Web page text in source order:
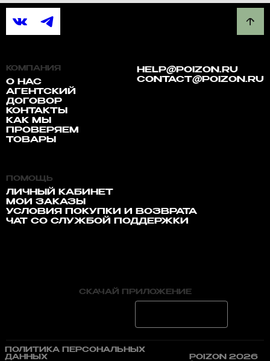
КОМПАНИЯ
О НАС
АГЕНТСКИЙ
ДОГОВОР
КОНТАКТЫ
КАК МЫ
ПРОВЕРЯЕМ
ТОВАРЫ
HELP@POIZON.RU
CONTACT@POIZON.RU
ПОМОЩЬ
ЛИЧНЫЙ КАБИНЕТ
МОИ ЗАКАЗЫ
УСЛОВИЯ ПОКУПКИ И ВОЗВРАТА
ЧАТ СО СЛУЖБОЙ ПОДДЕРЖКИ
СКАЧАЙ ПРИЛОЖЕНИЕ
ПОЛИТИКА ПЕРСОНАЛЬНЫХ
ДАННЫХ
POIZON 2026